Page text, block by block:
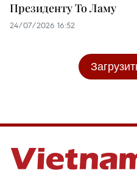
Президенту То Ламу
24/07/2026 16:52